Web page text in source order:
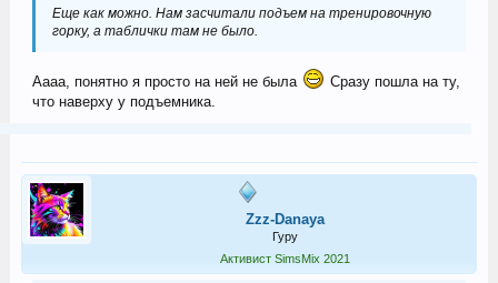
Еще как можно. Нам засчитали подъем на тренировочную
горку, а таблички там не было.
Аааа, понятно я просто на ней не была
Сразу пошла на ту,
что наверху у подъемника.
Zzz-Danaya
Гуру
Активист SimsMix 2021